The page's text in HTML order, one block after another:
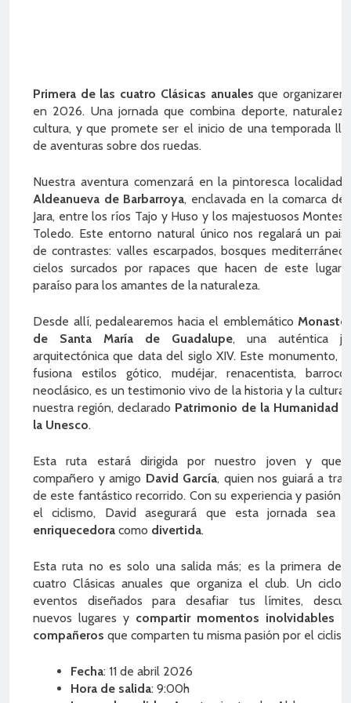
Primera de las cuatro Clásicas anuales que
en 2026. Una jornada que combina deporte,
cultura, y que promete ser el inicio de una temporada
de aventuras sobre dos ruedas.
Nuestra aventura comenzará en la pintoresca localidad
Aldeanueva de Barbarroya, enclavada en la comarca de
Jara, entre los ríos Tajo y Huso y los majestuosos Montes
Toledo. Este entorno natural único nos regalará un
de contrastes: valles escarpados, bosques
cielos surcados por rapaces que hacen de este lugar
paraíso para los amantes de la naturaleza.
Desde allí, pedalearemos hacia el emblemático
de Santa María de Guadalupe, una auténtica
arquitectónica que data del siglo XIV. Este monumento,
fusiona estilos gótico, mudéjar, renacentista,
neoclásico, es un testimonio vivo de la historia y la cultura
nuestra región, declarado Patrimonio de la Humanidad
la Unesco.
Esta ruta estará dirigida por nuestro joven y
compañero y amigo David García, quien nos guiará a
de este fantástico recorrido. Con su experiencia y pasión
el ciclismo, David asegurará que esta jornada sea
enriquecedora como divertida.
Esta ruta no es solo una salida más; es la primera de
cuatro Clásicas anuales que organiza el club. Un ciclo
eventos diseñados para desafiar tus límites,
nuevos lugares y compartir momentos inolvidables
compañeros que comparten tu misma pasión por el
Fecha: 11 de abril 2026
Hora de salida: 9:00h